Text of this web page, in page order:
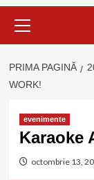
principal
PRIMA PAGINĂ
WORK!
evenimente
Karaoke
octombrie 13,